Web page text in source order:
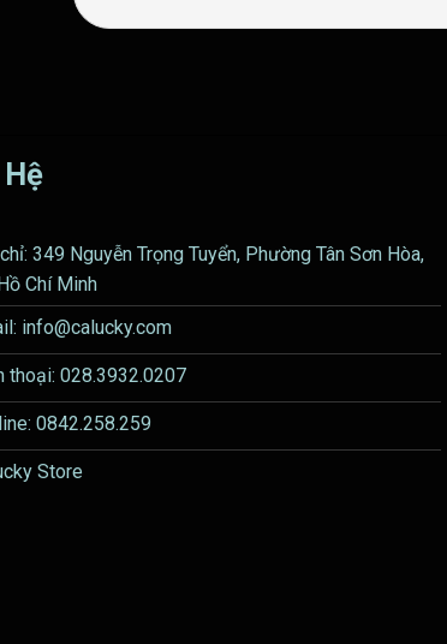
349 Nguyễn Trọng Tuyển, Phường Tân Sơn Hòa,
Chí Minh
info@calucky.com
thoại: 028.3932.0207
0842.258.259
Store